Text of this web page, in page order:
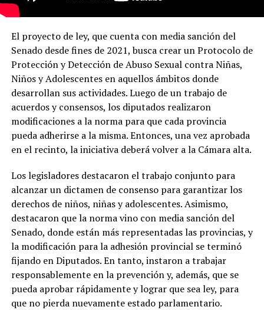
El proyecto de ley, que cuenta con media sanción del
Senado desde fines de 2021, busca crear un Protocolo de
Protección y Detección de Abuso Sexual contra Niñas,
Niños y Adolescentes en aquellos ámbitos donde
desarrollan sus actividades. Luego de un trabajo de
acuerdos y consensos, los diputados realizaron
modificaciones a la norma para que cada provincia
pueda adherirse a la misma. Entonces, una vez aprobada
en el recinto, la iniciativa deberá volver a la Cámara alta.
Los legisladores destacaron el trabajo conjunto para
alcanzar un dictamen de consenso para garantizar los
derechos de niños, niñas y adolescentes. Asimismo,
destacaron que la norma vino con media sanción del
Senado, donde están más representadas las provincias, y
la modificación para la adhesión provincial se terminó
fijando en Diputados. En tanto, instaron a trabajar
responsablemente en la prevención y, además, que se
pueda aprobar rápidamente y lograr que sea ley, para
que no pierda nuevamente estado parlamentario.